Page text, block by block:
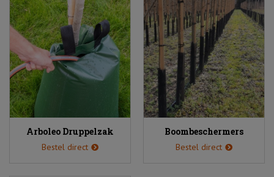
Arboleo Druppelzak
Bestel direct
Boombeschermers
Bestel direct